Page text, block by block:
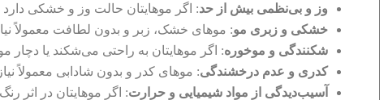
وز و بی‌نظمی بیش از حد: اگر موهایتان حالت وز و خشکی
خشکی و زبری مو: موهای خشک، زبر و بدون لطافت معمولاً
شکنندگی و موخوره: اگر موهایتان به راحتی می‌شکند یا دچار
کدری و عدم درخشندگی: موهای کدر و بدون شادابی معمولاً
آسیب‌دیدگی از مواد شیمیایی و حرارت: اگر موهایتان در اثر